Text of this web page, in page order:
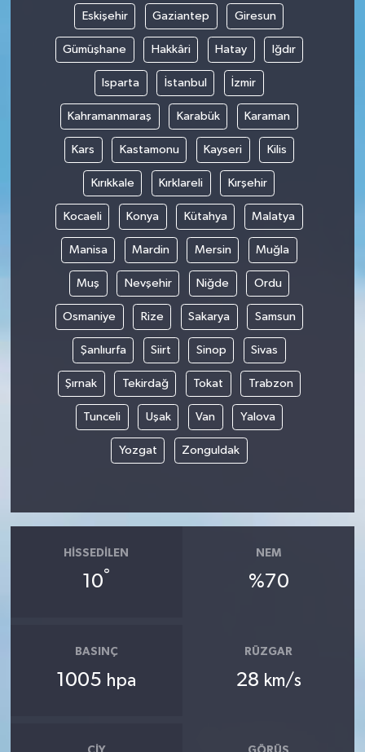
Eskişehir Gaziantep Giresun
Gümüşhane Hakkâri Hatay Iğdır
Isparta İstanbul İzmir
Kahramanmaraş Karabük Karaman
Kars Kastamonu Kayseri Kilis
Kırıkkale Kırklareli Kırşehir
Kocaeli Konya Kütahya Malatya
Manisa Mardin Mersin Muğla
Muş Nevşehir Niğde Ordu
Osmaniye Rize Sakarya Samsun
Şanlıurfa Siirt Sinop Sivas
Şırnak Tekirdağ Tokat Trabzon
Tunceli Uşak Van Yalova
Yozgat Zonguldak
HISSEDILEN
10°
NEM
%70
BASINÇ
1005 hpa
RÜZGAR
28 km/s